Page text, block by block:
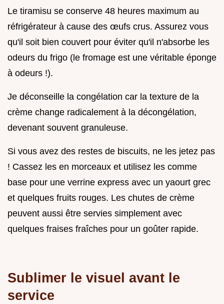
Le tiramisu se conserve 48 heures maximum au
réfrigérateur à cause des œufs crus. Assurez vous
qu'il soit bien couvert pour éviter qu'il n'absorbe les
odeurs du frigo (le fromage est une véritable éponge
à odeurs !).
Je déconseille la congélation car la texture de la
crème change radicalement à la décongélation,
devenant souvent granuleuse.
Si vous avez des restes de biscuits, ne les jetez pas
! Cassez les en morceaux et utilisez les comme
base pour une verrine express avec un yaourt grec
et quelques fruits rouges. Les chutes de crème
peuvent aussi être servies simplement avec
quelques fraises fraîches pour un goûter rapide.
Sublimer le visuel avant le
service